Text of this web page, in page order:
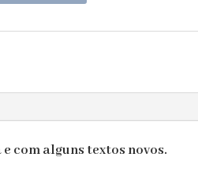
com alguns textos novos.